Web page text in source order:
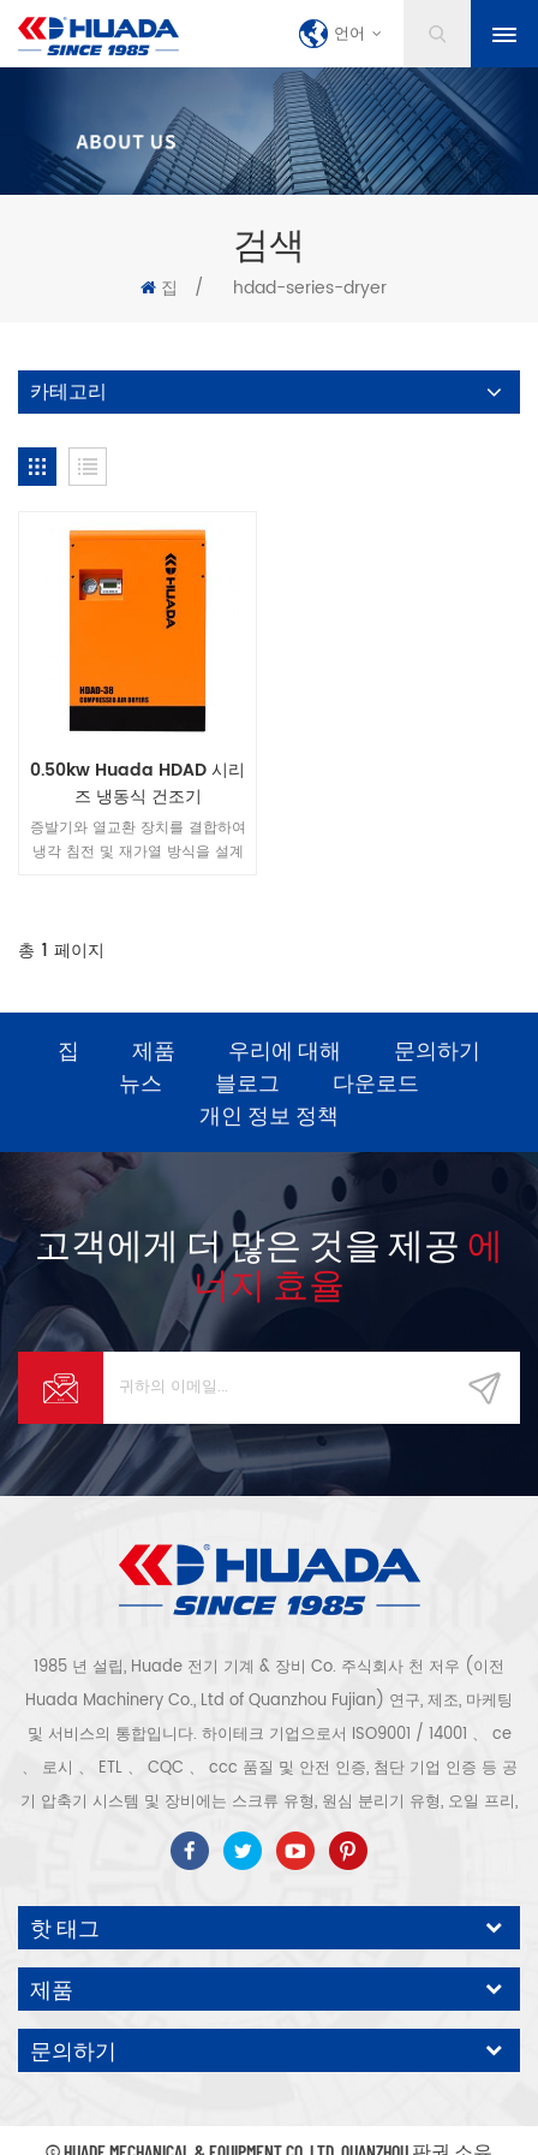
언어
검색
집 / hdad-series-dryer
카테고리
0.50kw Huada HDAD 시리
즈 냉동식 건조기
증발기와 열교환 장치를 결합하여
냉각 침전 및 재가열 방식을 설계
니다. 고효율, 에너지 절약형 친환
다. 전체 기계는 에너지를 절약하
고 환경 친화적입니다. 압력 이슬
점이 3°C 이상인 압축 공기 사용
상황에 선호되는 장비입니다!
총 1 페이지
집 제품 우리에 대해
문의하기
뉴스
블로그
다운로드
개인 정보 정책
고객에게 더 많은 것을 제공 에
너지 효율
1985 년 설립, Huade 전기 기계 & 장비 Co. 주식회사 천 저우 (이전
Huada Machinery Co., Ltd of Quanzhou Fujian) 연구, 제조, 마케팅
및 서비스의 통합입니다. 하이테크 기업으로서 ISO9001 / 14001 、 ce
、 로시 、 ETL 、 CQC 、 ccc 품질 및 안전 인증, 첨단 기업 인증 등 공
기 압축기 시스템 및 장비에는 스크류 유형, 원심 분리기 유형, 오일 프리,
스크롤 유형, 피스톤 유형, 건조기, 필터, 배수기, 완전한 공기 압축기 생산
라인 등이 포함됩니다. 보다 300 가지 유형의 공기 압축기 산업 전문가
우리 회사는 보다 30 년 경력 from 압력 용기, 전기 모터, 정밀 부품 가공
및 장비에 대한 최고의 부품 주조 조립. 또한 우리 회사는 영구 자석 서보
모터의 자체 핵심 프로세스를 개발하고 관련 기술 특허를 획득하여 국가
에너지 절약 및 환경 보호 기술 발전에 기여했습니다. 우리 자신의 브랜
드 공기 압축기를 기대하십시오, ODM / OEM 수락입니다.
핫 태그
제품
문의하기